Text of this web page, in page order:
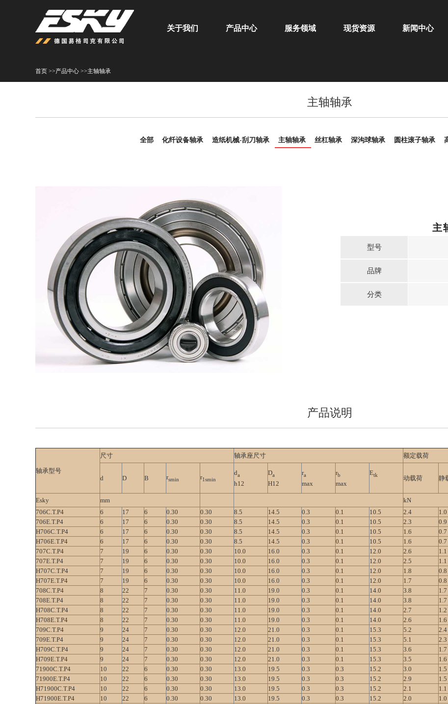
关于我们 产品中心 服务领域 现货资源 新闻中心
首页 >>产品中心 >>主轴轴承
主轴轴承
全部 化纤设备轴承 造纸机械-刮刀轴承 主轴轴承 丝杠轴承 深沟球轴承 圆柱滚子轴承
主
型号
品牌
分类
产品说明
轴承型号
尺寸 轴承座尺寸 额定载荷
d D B rsmin r1smin
da
h12
Da
H12
ra
max
rb
max
Etk 动载荷 静
Esky mm kN
706C.T.P4 6 17 6 0.30 0.30 8.5 14.5 0.3 0.1 10.5 2.4 1.0
706E.T.P4
6 17 6 0.30 0.30 8.5 14.5 0.3 0.1 10.5 2.3 0.9
H706C.T.P4
6 17 6 0.30 0.30 8.5 14.5 0.3 0.1 10.5 1.6 0.7
H706E.T.P4
6 17 6 0.30 0.30 8.5 14.5 0.3 0.1 10.5 1.6 0.7
707C.T.P4
7 19 6 0.30 0.30 10.0 16.0 0.3 0.1 12.0 2.6 1.1
707E.T.P4
7 19 6 0.30 0.30 10.0 16.0 0.3 0.1 12.0 2.5 1.1
H707C.T.P4
7 19 6 0.30 0.30 10.0 16.0 0.3 0.1 12.0 1.8 0.8
H707E.T.P4
7 19 6 0.30 0.30 10.0 16.0 0.3 0.1 12.0 1.7 0.8
708C.T.P4
8 22 7 0.30 0.30 11.0 19.0 0.3 0.1 14.0 3.8 1.7
708E.T.P4
8 22 7 0.30 0.30 11.0 19.0 0.3 0.1 14.0 3.8 1.7
H708C.T.P4
8 22 7 0.30 0.30 11.0 19.0 0.3 0.1 14.0 2.7 1.2
H708E.T.P4
8 22 7 0.30 0.30 11.0 19.0 0.3 0.1 14.0 2.6 1.6
709C.T.P4
9 24 7 0.30 0.30 12.0 21.0 0.3 0.1 15.3 5.2 2.4
709E.T.P4
9 24 7 0.30 0.30 12.0 21.0 0.3 0.1 15.3 5.1 2.3
H709C.T.P4
9 24 7 0.30 0.30 12.0 21.0 0.3 0.1 15.3 3.6 1.7
H709E.T.P4
9 24 7 0.30 0.30 12.0 21.0 0.3 0.1 15.3 3.5 1.6
71900C.T.P4
10 22 6 0.30 0.30 13.0 19.5 0.3 0.3 15.2 3.0 1.5
71900E.T.P4
10 22 6 0.30 0.30 13.0 19.5 0.3 0.3 15.2 2.9 1.5
H71900C.T.P4
10 22 6 0.30 0.30 13.0 19.5 0.3 0.3 15.2 2.1 1.1
H71900E.T.P4
10 22 6 0.30 0.30 13.0 19.5 0.3 0.3 15.2 2.0 1.0